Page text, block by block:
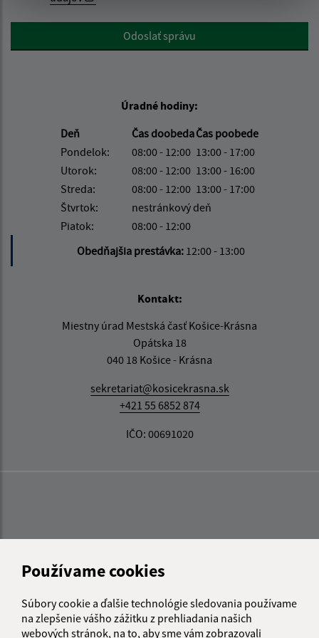
Používame cookies
Súbory cookie a ďalšie technológie sledovania používame
na zlepšenie vášho zážitku z prehliadania našich
webových stránok, na to, aby sme vám zobrazovali
Google reCaptcha ResponseOdoslať správu
Úradné hodiny:
Deň
Čas doobedaČas poobede
Pondelok:
08:00 - 12:00 13:00 - 17:00
Utorok:
08:00 - 12:00 13:00 - 16:00
Streda:
08:00 - 12:00 13:00 - 17:00
Štvrtok:
nestránkový deň
Piatok:
08:00 - 12:00
Obedňajšia prestávka: 12:00 - 13:00
Kontakt:
Miestny úrad Mestská časť Košice-Krásna
Opátska 18
040 18 Košice - Krásna
sekretariat@kosicekrasna.sk
+421 55 6852 874
IČO: 00691020